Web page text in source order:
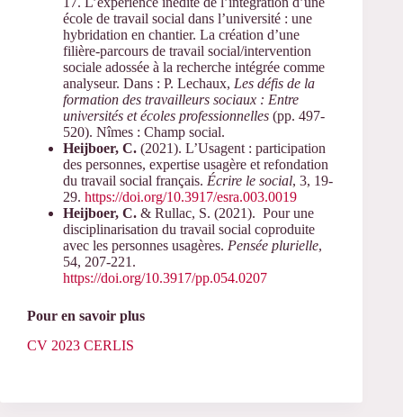
école de travail social dans l’université : une
hybridation en chantier. La création d’une
filière-parcours de travail social/intervention
sociale adossée à la recherche intégrée comme
analyseur. Dans : P. Lechaux, Les défis de la
formation des travailleurs sociaux : Entre
universités et écoles professionnelles (pp. 497-
520). Nîmes : Champ social.
Heijboer, C. (2021). L’Usagent : participation
des personnes, expertise usagère et refondation
du travail social français. Écrire le social, 3, 19-
29. https://doi.org/10.3917/esra.003.0019
Heijboer, C. & Rullac, S. (2021). Pour une
disciplinarisation du travail social coproduite
avec les personnes usagères. Pensée plurielle,
54, 207-221.
https://doi.org/10.3917/pp.054.0207
Pour en savoir plus
CV 2023 CERLIS